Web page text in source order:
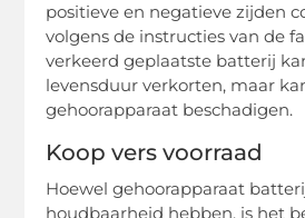
positieve en negatieve zijden
volgens de instructies van de
verkeerd geplaatste batterij
levensduur verkorten, maar
gehoorapparaat beschadigen.
Koop vers voorraad
Hoewel gehoorapparaat
houdbaarheid hebben, is het